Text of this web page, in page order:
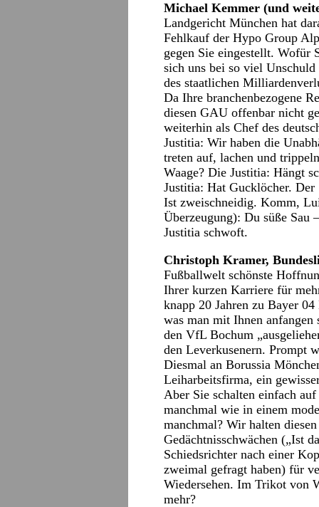
Michael Kemmer (und
Landgericht München hat
Fehlkauf der Hypo Group
gegen Sie eingestellt. Wofür
sich uns bei so viel Unschuld
des staatlichen
Da Ihre branchenbezogene
diesen GAU offenbar nicht
weiterhin als Chef des
Justitia: Wir haben die
treten auf, lachen und
Waage? Die Justitia: Hängt
Justitia: Hat Gucklöcher. Der
Ist zweischneidig. Komm,
Überzeugung): Du süße
Justitia schwoft.
Christoph Kramer,
Fußballwelt schönste
Ihrer kurzen Karriere für
knapp 20 Jahren zu Bayer
was man mit Ihnen
den VfL Bochum
den Leverkusenern. Prompt
Diesmal an Borussia
Leiharbeitsfirma, ein
Aber Sie schalten einfach
manchmal wie in einem
manchmal? Wir halten
Gedächtnisschwächen („Ist
Schiedsrichter nach einer
zweimal gefragt haben) für
Wiedersehen. Im Trikot von
mehr?